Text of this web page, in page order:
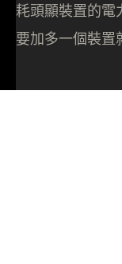
耗頭顯裝置的電
要加多一個裝置